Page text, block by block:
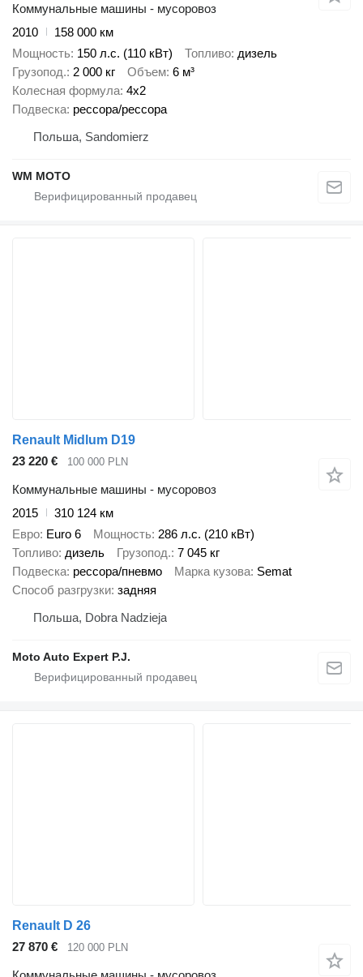
Коммунальные машины - мусоровоз
2010
158 000 км
Мощность 150 л.с. (110 кВт) Топливо дизель
Грузопод. 2 000 кг Объем 6 м³
Колесная формула 4x2
Подвеска рессора/рессора
Польша, Sandomierz
WM MOTO
Renault Midlum D19
23 220 €
100 000 PLN
Коммунальные машины - мусоровоз
2015
310 124 км
Евро Euro 6 Мощность 286 л.с. (210 кВт)
Топливо дизель Грузопод. 7 045 кг
Подвеска рессора/пневмо Марка кузова Semat
Способ разгрузки задняя
Польша, Dobra Nadzieja
Moto Auto Expert P.J.
Renault D 26
27 870 €
120 000 PLN